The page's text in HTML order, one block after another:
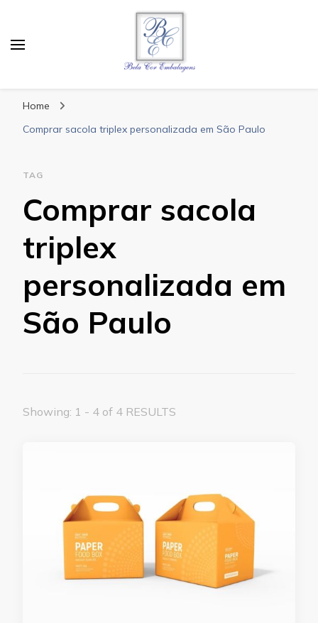
Home
Comprar sacola triplex personalizada em São Paulo
TAG
Comprar sacola
triplex
personalizada em
São Paulo
Showing: 1 - 4 of 4 RESULTS